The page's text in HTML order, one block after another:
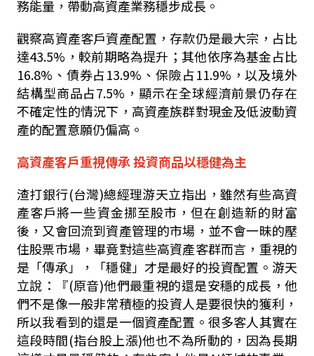
務能量，帶動高資產業務穩步成長。
觀察高資產客戶資產配置，存款仍是最大宗，占比
達43.5%，較前期略為提升；其他依序為基金占比
16.8%、債券占13.9%、保險占11.9%，以及境外
結構型商品占7.5%，顯示在全球經濟前景仍存在
不確定性的情況下，高資產族群對現金及低波動資
產的配置意願仍偏高。
高資產客戶重視傳承 投資商品以穩健為主
渣打銀行(台灣)總經理游天立指出，雖然有些高資
產客戶將一些資金挪至股市，但在創造新的財富
後，又會回流到資產管理的市場，並不會一昧的壓
住股票市場，畢竟對這些高資產客群而言，重視的
是「傳承」，「穩健」才是最好的投資配置。游天
立說：『(原音)他們最重視的還是安穩的成長，他
們不是像一般非常積極的投資人是要很快的獲利，
所以我看到的還是一個資產配置。很多客人其實在
這段時間(指台股上漲)他也不為所動的，因為長期